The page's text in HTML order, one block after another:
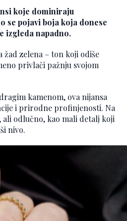
koje dominiraju
se pojavi boja koja donese
izgleda napadno.
žad zelena – ton koji odiše
privlači pažnju svojom
kamenom, ova nijansa
i prirodne profinjenosti. Na
odlučno, kao mali detalj koji
nivo.